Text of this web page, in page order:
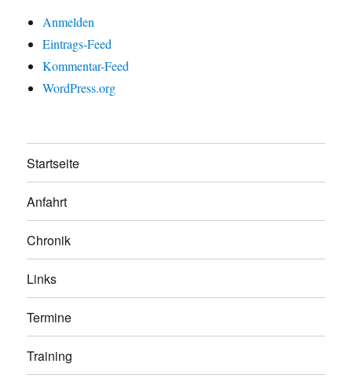
Anmelden
Eintrags-Feed
Kommentar-Feed
WordPress.org
Startseite
Anfahrt
Chronik
Links
Termine
Training